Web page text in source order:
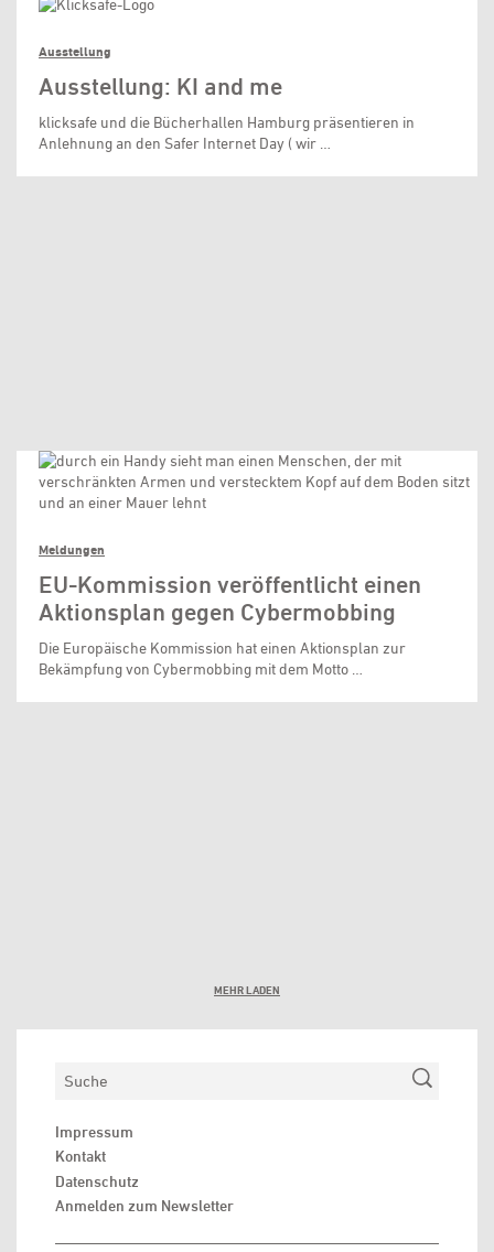
Ausstellung
Ausstellung: KI and me
klicksafe und die Bücherhallen Hamburg präsentieren in
Anlehnung an den Safer Internet Day ( wir …
Meldungen
EU-Kommission veröffentlicht einen
Aktionsplan gegen Cybermobbing
Die Europäische Kommission hat einen Aktionsplan zur
Bekämpfung von Cybermobbing mit dem Motto …
MEHR LADEN
Suchen
Impressum
Kontakt
Datenschutz
Anmelden zum Newsletter